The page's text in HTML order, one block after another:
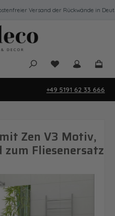
Versand der Rückwände in
Du hast 0
+49 5191 62 33 666
Zen V3 Motiv,
Fliesenersatz